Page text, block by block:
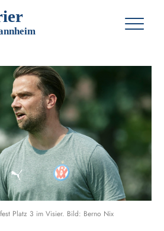
ier
nheim
Platz 3 im Visier. Bild: Berno Nix